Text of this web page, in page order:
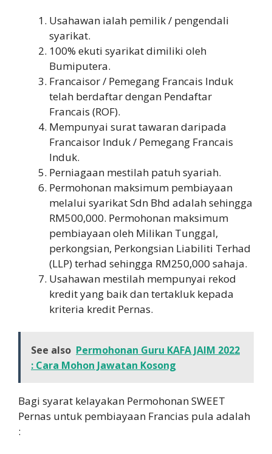
Usahawan ialah pemilik / pengendali
syarikat.
100% ekuti syarikat dimiliki oleh
Bumiputera.
Francaisor / Pemegang Francais Induk
telah berdaftar dengan Pendaftar
Francais (ROF).
Mempunyai surat tawaran daripada
Francaisor Induk / Pemegang Francais
Induk.
Perniagaan mestilah patuh syariah.
Permohonan maksimum pembiayaan
melalui syarikat Sdn Bhd adalah sehingga
RM500,000. Permohonan maksimum
pembiayaan oleh Milikan Tunggal,
perkongsian, Perkongsian Liabiliti Terhad
(LLP) terhad sehingga RM250,000 sahaja.
Usahawan mestilah mempunyai rekod
kredit yang baik dan tertakluk kepada
kriteria kredit Pernas.
See also Permohonan Guru KAFA JAIM 2022
: Cara Mohon Jawatan Kosong
Bagi syarat kelayakan Permohonan SWEET
Pernas untuk pembiayaan Francias pula adalah
: